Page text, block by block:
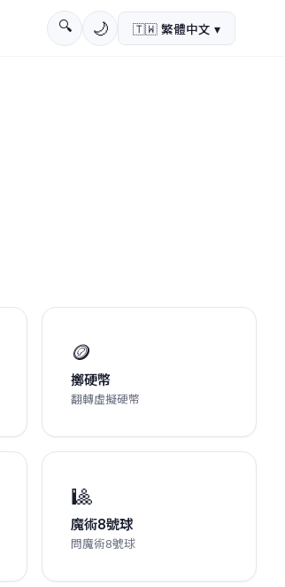
🔍 🌙 🇹🇼 繁體中文 ▾
🪙
擲硬幣
翻轉虛擬硬幣
🎱
魔術8號球
問魔術8號球